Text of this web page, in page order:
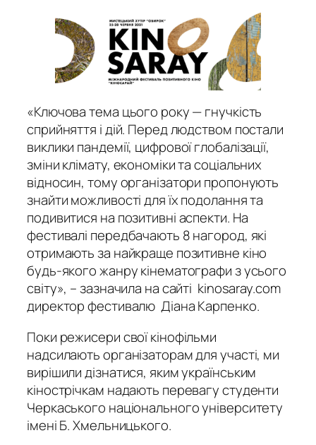
«Ключова тема цього року — гнучкість
сприйняття і дій. Перед людством постали
виклики пандемії, цифрової глобалізації,
зміни клімату, економіки та соціальних
відносин, тому організатори пропонують
знайти можливості для їх подолання та
подивитися на позитивні аспекти. На
фестивалі передбачають 8 нагород, які
отримають за найкраще позитивне кіно
будь-якого жанру кінематографи з усього
світу», – зазначила на сайті kinosaray.com
директор фестивалю Діана Карпенко.
Поки режисери свої кінофільми
надсилають організаторам для участі, ми
вирішили дізнатися, яким українським
кінострічкам надають перевагу студенти
Черкаського національного університету
імені Б. Хмельницького.